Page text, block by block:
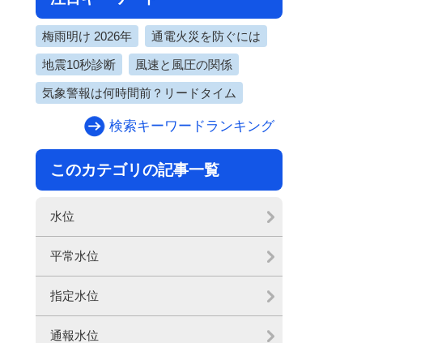
梅雨明け 2026年 通電火災を防ぐには
地震10秒診断 風速と風圧の関係
気象警報は何時間前？リードタイム
検索キーワードランキング
このカテゴリの記事一覧
水位
平常水位
指定水位
通報水位